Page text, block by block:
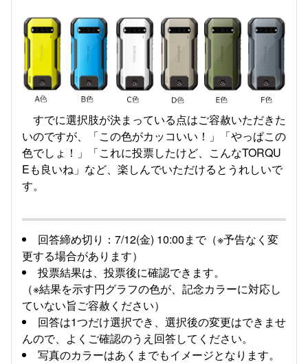
すでに選択肢が決まっている点はご容赦いただきた
いのですが、「この色がカッコいい！」「やっぱこの
色でしょ！」「これに投票したけど、こんなTORQU
Eも良いね」など、楽しんでいただけるとうれしいで
す。
回答締め切り：7/12(金) 10:00まで（※予告なく変
更する場合があります）
投票結果は、投票後に確認できます。
（※結果を示す円グラフの色が、記念カラーに対応し
ていない旨ご容赦ください）
回答は1つだけ選択でき、選択後の変更はできませ
んので、よくご確認のうえ回答してください。
写真のカラーはあくまでもイメージとなります。